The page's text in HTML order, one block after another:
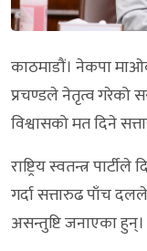
काठमाडौं। नेकपा
प्रचण्डले नेतृत्व गरेको
विश्वासको मत दिने
राष्ट्रिय स्वतन्त्र
गर्दा सत्तारुढ पाँच दलले
असन्तुष्टि जनाएका हुन्।